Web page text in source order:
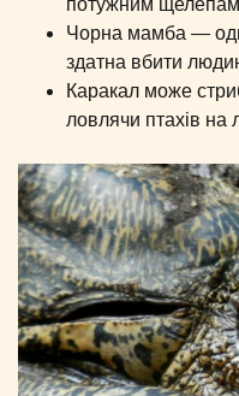
потужним
Чорна мамба —
здатна вбити
Каракал може
ловлячи птахів на